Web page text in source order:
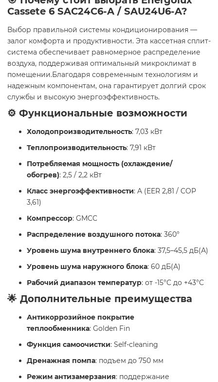
Cassete 6 SAС24С6-A / SAU24U6-A?
Выбор правильной системы кондиционирования —
залог комфорта и продуктивности. Эта кассетная сплит-
система обеспечивает равномерное распределение
воздуха, поддерживая оптимальный микроклимат в
помещении.Благодаря современным технологиям и
надежным компонентам, она гарантирует долгий срок
службы и высокую энергоэффективность.
⚙️ Функциональные возможности
Холодопроизводительность: 7,03 кВт
Теплопроизводительность: 7,91 кВт
Потребляемая мощность (охлаждение/
обогрев): 2,5 / 2,2 кВт
Класс энергоэффективности: A (EER 2,81 / COP
3,61)
Компрессор: GMCC
Распределение воздушного потока: 360°
Уровень шума внутреннего блока: 37,5–45,5 дБ(А)
Уровень шума наружного блока: 60 дБ(А)
Рабочий диапазон температур: от -15°C до +43°C
🌟 Дополнительные преимущества
Антикоррозийное покрытие
теплообменника: Golden Fin
Функция самоочистки: Self-cleaning
Дренажная помпа: подъем до 750 мм
Режим антизамерзания: поддержание